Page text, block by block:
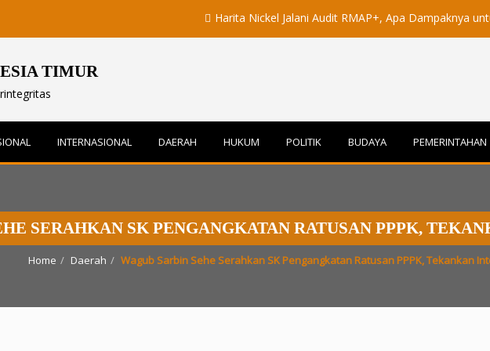
Harita Nickel Jalani Audit RMAP+, Apa Dampaknya untuk
TIMUR
INTERNASIONAL DAERAH HUKUM POLITIK BUDAYA PEMERINTAHAN
SERAHKAN SK PENGANGKATAN RATUSAN PPPK,
Home Daerah Wagub Sarbin Sehe Serahkan SK Pengangkatan Ratusan PPPK, Tekankan